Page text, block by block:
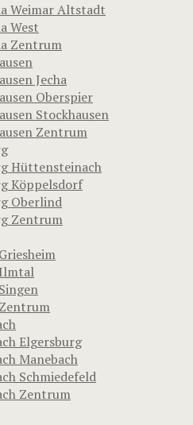
Weimar Altstadt
West
Zentrum
Jecha
Oberspier
Stockhausen
Zentrum
Hüttensteinach
Köppelsdorf
Oberlind
Zentrum
Elgersburg
Manebach
Schmiedefeld
Zentrum